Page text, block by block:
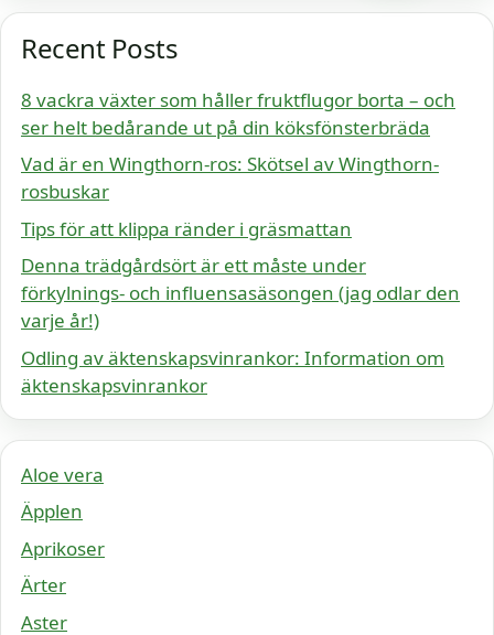
Recent Posts
8 vackra växter som håller fruktflugor borta – och
ser helt bedårande ut på din köksfönsterbräda
Vad är en Wingthorn-ros: Skötsel av Wingthorn-
rosbuskar
Tips för att klippa ränder i gräsmattan
Denna trädgårdsört är ett måste under
förkylnings- och influensasäsongen (jag odlar den
varje år!)
Odling av äktenskapsvinrankor: Information om
äktenskapsvinrankor
Aloe vera
Äpplen
Aprikoser
Ärter
Aster